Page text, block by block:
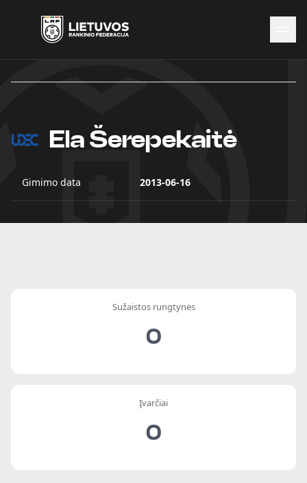
Naujienos
Čempionatai
KontaktaiEla Šerepekaitė
Gimimo data 2013-06-16
Sužaistos rungtynės
0
Įvarčiai
0